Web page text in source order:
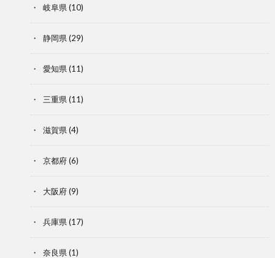
岐阜県(10)
静岡県(29)
愛知県(11)
三重県(11)
滋賀県(4)
京都府(6)
大阪府(9)
兵庫県(17)
奈良県(1)